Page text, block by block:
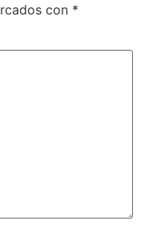
con *